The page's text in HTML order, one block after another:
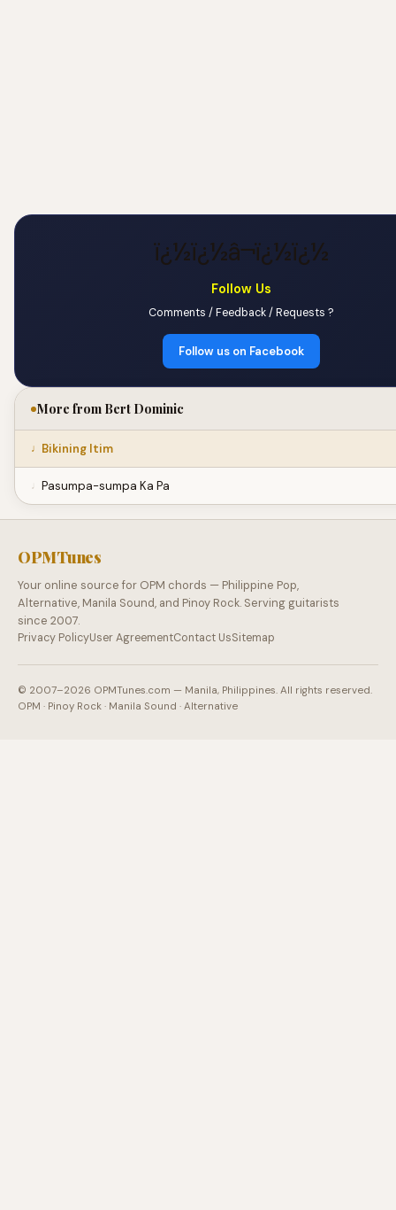
ï¿½ï¿½â¬ï¿½ï¿½
Follow Us
Comments / Feedback / Requests ?
Follow us on Facebook
More from Bert Dominic
Bikining Itim
Pasumpa-sumpa Ka Pa
OPMTunes
Your online source for OPM chords — Philippine Pop,
Alternative, Manila Sound, and Pinoy Rock. Serving guitarists
since 2007.
Privacy PolicyUser AgreementContact UsSitemap
© 2007–2026 OPMTunes.com — Manila, Philippines. All rights reserved.
OPM · Pinoy Rock · Manila Sound · Alternative